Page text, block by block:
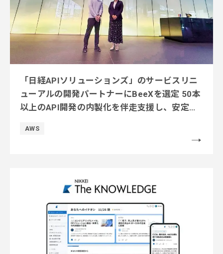
「日経APIソリューションズ」のサービスリニ
ューアルの開発パートナーにBeeXを選定 50本
以上のAPI開発の内製化を伴走支援し、安定し
AWS